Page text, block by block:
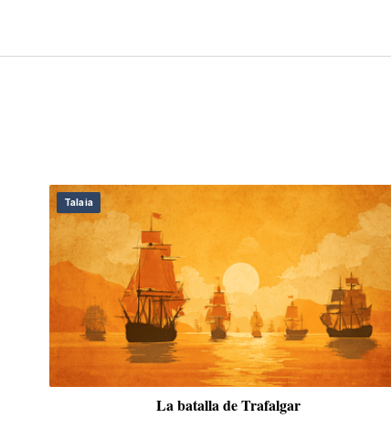
Daga
Llegir Frantz Fanon des de Catalunya